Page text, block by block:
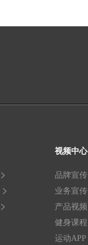
视频中心
品牌宣传
业务宣传
产品视频
健身课程
运动APP